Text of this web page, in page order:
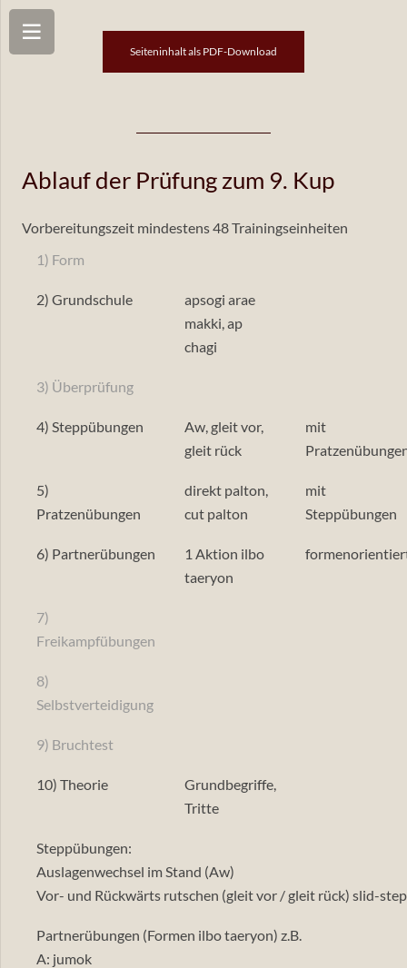
Seiteninhalt als PDF-Download
Ablauf der Prüfung zum 9. Kup
Vorbereitungszeit mindestens 48 Trainingseinheiten
1) Form
2) Grundschule
apsogi arae
makki, ap
chagi
3) Überprüfung
4) Steppübungen
Aw, gleit vor,
gleit rück
mit
5)
Pratzenübungen
direkt palton,
cut palton
mit
Steppübungen
6) Partnerübungen
1 Aktion ilbo
taeryon
7)
Freikampfübungen
8)
Selbstverteidigung
9) Bruchtest
10) Theorie
Grundbegriffe,
Tritte
Steppübungen:
Auslagenwechsel im Stand (Aw)
Vor- und Rückwärts rutschen (gleit vor / gleit rück) slid-step
Partnerübungen (Formen ilbo taeryon) z.B.
A: jumok